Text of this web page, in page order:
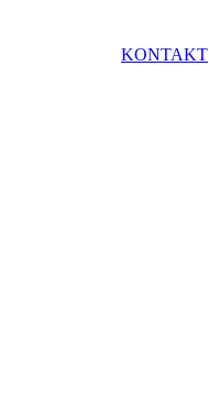
KONTAKT